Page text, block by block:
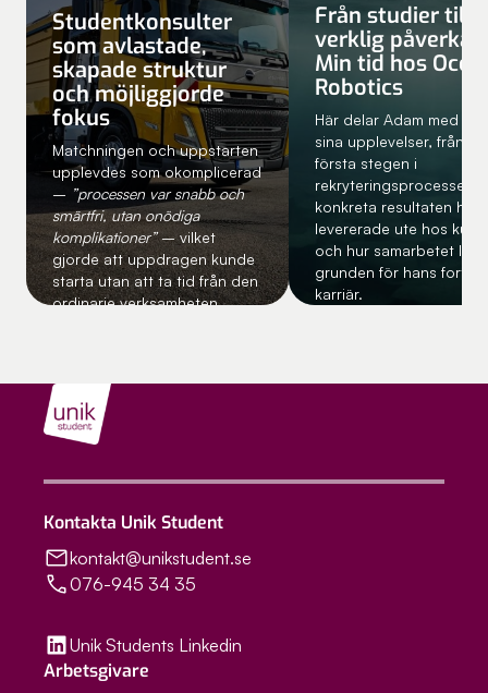
Studentkonsulter
som avlastade,
skapade struktur
och möjliggjorde
fokus
Matchningen och uppstarten
upplevdes som okomplicerad
– ”processen var snabb och
smärtfri, utan onödiga
komplikationer”– vilket
gjorde att uppdragen kunde
starta utan att ta tid från den
ordinarie verksamheten.
Från studier till
verklig påverkan:
Min tid hos
Robotics
Här delar Adam med sig
sina upplevelser, från de
första stegen i
rekryteringsprocessen
konkreta resultaten han
levererade ute hos
och hur samarbetet lade
grunden för hans
karriär.
Kontakta Unik Student
kontakt@unikstudent.se
076-945 34 35
Unik Students Linkedin
Arbetsgivare